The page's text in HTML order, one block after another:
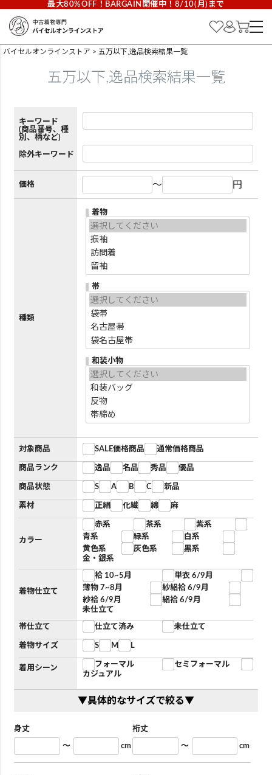
最大80%OFF！BARGAIN開催中！8/10(月)まで
バイセルオンラインストア 五万以下,逸品検索結果一覧
五万以下,逸品検索結果一覧
キーワード
(商品番号、種
別、柄など)
除外キーワード
価格 ～ 円
種類
着物
帯
和装小物
対象商品 SALE価格商品 通常価格商品
商品ランク 逸品 名品 秀品 優品
商品状態 S A B C 新品
素材 正絹 化繊 綿 麻
カラー
赤系 茶系
紫系
青系
緑系
白系
黄色系
灰色系
黒系
金・銀系
着物仕立て
袷 10~5月
単衣 6/9月
薄物 7~8月
紗絽袷 6/9月
紗袷 6/9月
絽袷 6/9月
未仕立て
帯仕立て 仕立て済み 未仕立て
着物サイズ S M L
着用シーン フォーマル
セミフォーマル
カジュアル
▼具体的なサイズで絞る▼
身丈
～ cm
裄丈
～ cm